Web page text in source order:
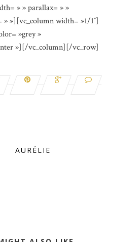
» » parallax= » »
» »][vc_column width= »1/1″]
»grey »
»][/vc_column][/vc_row]
AURÉLIE